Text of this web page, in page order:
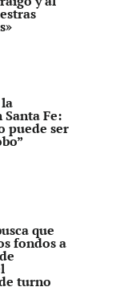
Fe:
puede ser
que
fondos a
turno